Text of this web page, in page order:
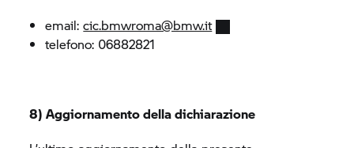
email:cic.bmwroma@bmw.it
telefono: 06882821
8) Aggiornamento della dichiarazione